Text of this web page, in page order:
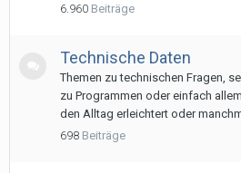
6.960 Beiträge
Technische Daten
Themen zu technischen Fragen,
zu Programmen oder einfach
den Alltag erleichtert oder
698 Beiträge